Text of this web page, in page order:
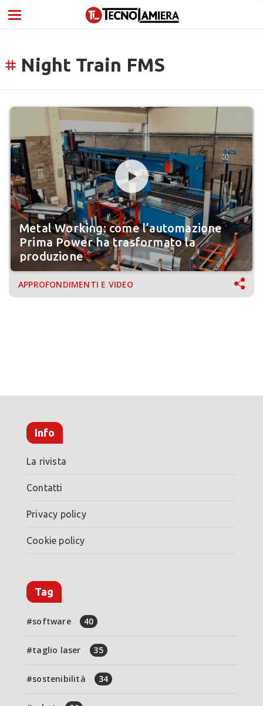
tag Night Train FMS
Metal Working: come l’automazione
Prima Power ha trasformato la
produzione
APPROFONDIMENTI E VIDEO
Info
La rivista
Contatti
Privacy policy
Cookie policy
Tag
software 40
taglio laser 35
sostenibilità 34